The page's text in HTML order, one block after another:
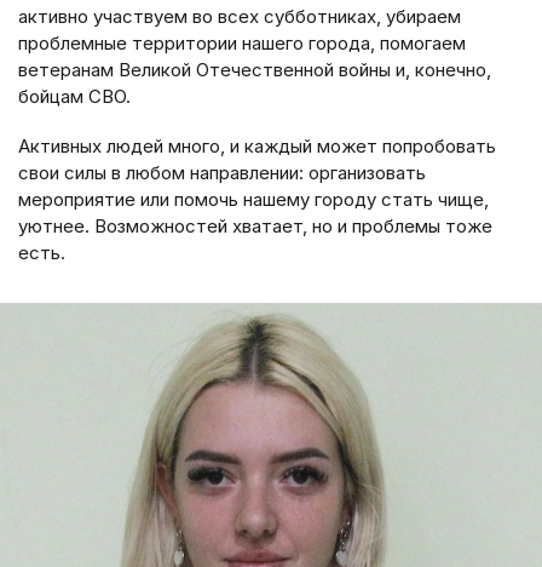
активно участвуем во всех субботниках, убираем
проблемные территории нашего города, помогаем
ветеранам Великой Отечественной войны и, конечно,
бойцам СВО.
Активных людей много, и каждый может попробовать
свои силы в любом направлении: организовать
мероприятие или помочь нашему городу стать чище,
уютнее. Возможностей хватает, но и проблемы тоже
есть.